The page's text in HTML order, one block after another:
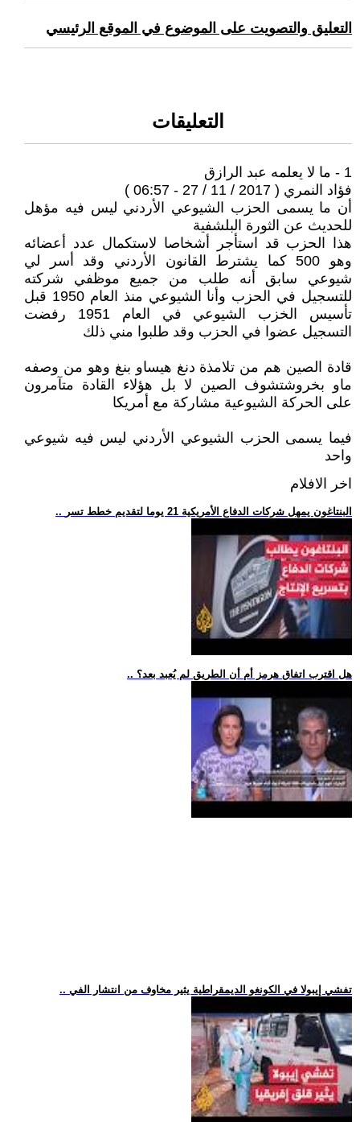
التعليق والتصويت على الموضوع في الموقع الرئيسي
التعليقات
1 - ما لا يعلمه عبد الرازق
فؤاد النمري ( 2017 / 11 / 27 - 06:57 )
أن ما يسمى الحزب الشيوعي الأردني ليس فيه مؤهل
للحديث عن الثورة البلشفية
هذا الحزب قد استأجر أشخاصا لاستكمال عدد أعضائه
وهو 500 كما يشترط القانون الأردني وقد أسر لي
شيوعي سابق أنه طلب من جميع موظفي شركته
للتسجيل في الحزب وأنا الشيوعي منذ العام 1950 قبل
تأسيس الخزب الشيوعي في العام 1951 رفضت
التسجيل عضوا في الحزب وقد طلبوا مني ذلك
قادة الصين هم من تلامذة دنغ هيساو بنغ وهو من وصفه
ماو بخروشتشوف الصين لا بل هؤلاء القادة متآمرون
على الحركة الشيوعية مشاركة مع أمريكا
فيما يسمى الحزب الشيوعي الأردني ليس فيه شيوعي
واحد
اخر الافلام
.. البنتاغون يمهل شركات الدفاع الأمريكية 21 يوما لتقديم خطط تسر
.. هل اقترب اتفاق هرمز أم أن الطريق لم يُعبد بعد؟
.. تفشي إيبولا في الكونغو الديمقراطية يثير مخاوف من انتشار الفي